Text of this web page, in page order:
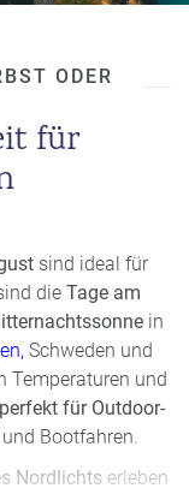
tief verwurzelt.
Freya sind noch
Kunst, Literatur
und die
der furchtlosen
einst Symbol
einer Zeit, in der
erkundeten
bieten einen
und sind ein
ODER
für
sind ideal für
die Tage am
in
Schweden und
Temperaturen und
perfekt für Outdoor-
Bootfahren.
Nordlichts erleben